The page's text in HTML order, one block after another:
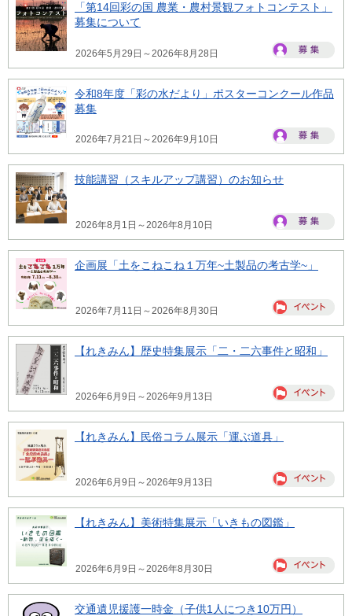
「第14回彩の国 農業・農村景観フォトコンテスト」
募集について
2026年5月29日～2026年8月28日
令和8年度「彩の水だより」ポスターコンクール作品
募集
2026年7月21日～2026年9月10日
技能講習（スキルアップ講習）のお知らせ
2026年8月1日～2026年8月10日
企画展「土をこねこね１万年~土製品の考古学~」
2026年7月11日～2026年8月30日
【れきみん】歴史特集展示「二・二六事件と昭和」
2026年6月9日～2026年9月13日
【れきみん】民俗コラム展示「運ぶ道具」
2026年6月9日～2026年9月13日
【れきみん】美術特集展示「いきもの図鑑」
2026年6月9日～2026年8月30日
交通遺児援護一時金（子供1人につき10万円）